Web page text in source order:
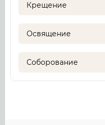
Крещение
Освящение
Соборование